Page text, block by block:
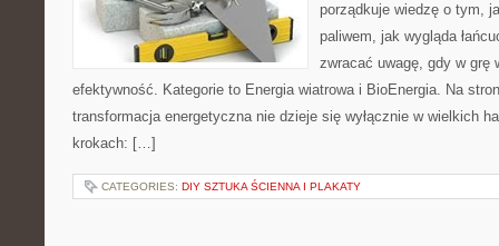
porządkuje wiedzę o tym,
paliwem, jak wygląda
zwracać uwagę, gdy w grę
efektywność. Kategorie to Energia wiatrowa i BioEnergia. Na
transformacja energetyczna nie dzieje się wyłącznie w wielkich
krokach: […]
CATEGORIES: DIY SZTUKA ŚCIENNA I PLAKATY